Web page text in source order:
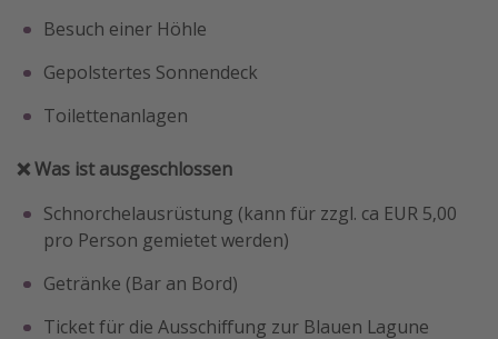
Besuch einer Höhle
Gepolstertes Sonnendeck
Toilettenanlagen
❌ Was ist ausgeschlossen
Schnorchelausrüstung (kann für zzgl. ca EUR 5,00
pro Person gemietet werden)
Getränke (Bar an Bord)
Ticket für die Ausschiffung zur Blauen Lagune